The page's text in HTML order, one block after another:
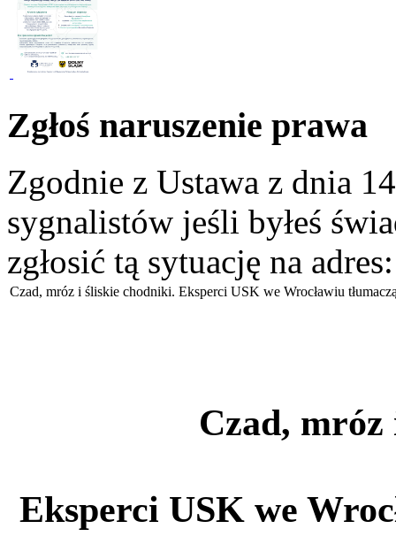
Zgłoś naruszenie prawa
Zgodnie z Ustawa z dnia
sygnalistów jeśli byłeś
zgłosić tą sytuację na
Czad, mróz i śliskie chodniki. Eksperci USK we Wrocławiu
Czad,
Eksperci USK we